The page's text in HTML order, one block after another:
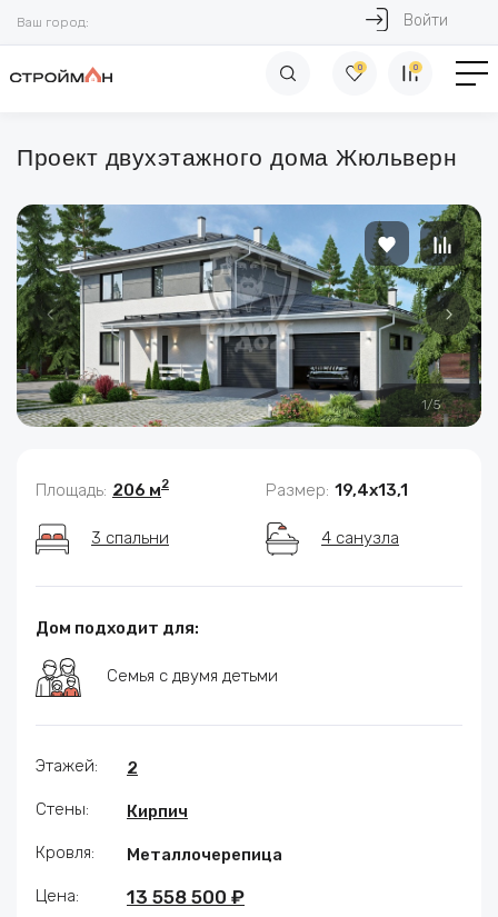
Ваш город: Войти
0 0
Проект двухэтажного дома Жюльверн
1/5
Площадь: 206 м2 Размер: 19,4x13,1
3 спальни 4 санузла
Дом подходит для:
Семья с двумя детьми
Этажей: 2
Стены: Кирпич
Кровля: Металлочерепица
Цена: 13 558 500 ₽